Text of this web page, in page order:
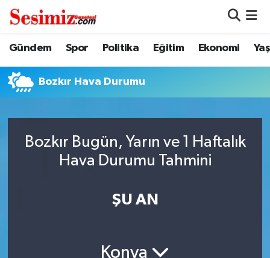
Gündem Spor Politika Eğitim Ekonomi
Bozkır Hava Durumu
Bozkır Bugün, Yarın ve 1 Haftalık
Hava Durumu Tahmini
ŞU AN
Konya
Dünya
Eğitim
Genel
Gündem
Nöbetçi Eczaneler
Hava Durumu
Trafik Durumu
Süper Lig Puan Durumu ve Fikstür